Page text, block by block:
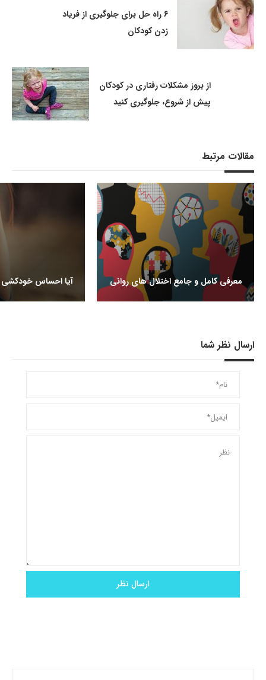
6 راه حل برای جلوگیری از فریاد
زدن کودکان
از بروز مشکلات رفتاری در کودکان
پیش از شروع، جلوگیری کنید
مقالات مرتبط
معرفی کامل و جامع اختلال های روانی آیا احساس خودکشی
ارسال نظر شما